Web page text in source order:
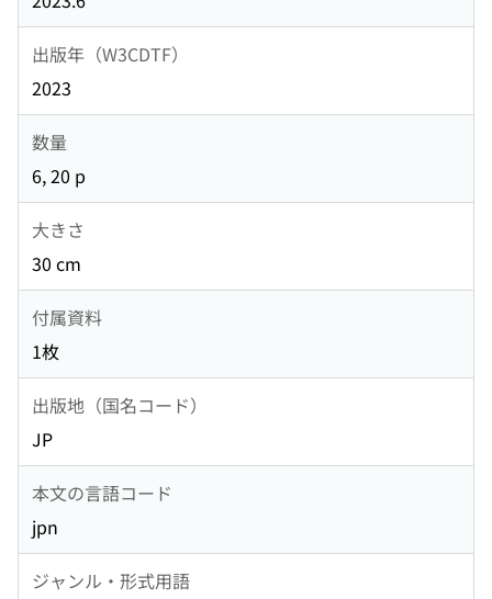
出版年（W3CDTF）
2023
数量
6, 20 p
大きさ
30 cm
付属資料
1枚
出版地（国名コード）
JP
本文の言語コード
jpn
ジャンル・形式用語